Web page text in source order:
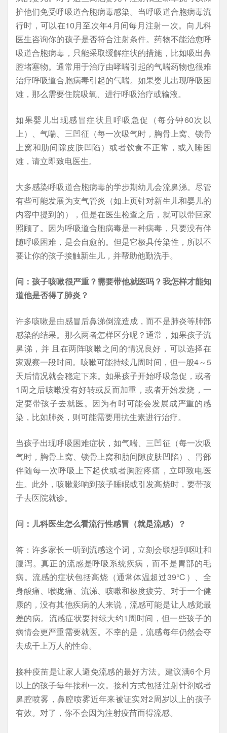
护他们免受呼吸道合胞病毒感染。当呼吸道合胞病毒流
行时，可以在10月至次年4月间每月注射一次。向儿科
医生咨询你的孩子是否符合注射条件。药物不能治愈呼
吸道合胞病毒，只能采取缓解症状的措施，比如吸出鼻
腔堵塞物。通常用于治疗由哮喘引起的气喘药物也很难
治疗呼吸道合胞病毒引起的气喘。如果婴儿出现呼吸困
难，那么需要住院吸氧、进行呼吸治疗或输液。
如果婴儿出现感冒症状且呼吸急促（每分钟60次以
上）、气喘、三凹征（每一次吸气时，胸骨上窝、锁骨
上窝和肋间隙皮肤凹陷）或者饮食不正常，或入睡困
难，请立即致电医生。
大多感染呼吸道合胞病毒的学步期幼儿会流鼻涕。尽管
有些可能发展为支气管炎（如上页针对新生儿和婴儿的
内容中提到的），但是在医生检查之后，就可以带回家
照顾了。因为呼吸道合胞病毒是一种病毒，只要没有伴
随呼吸困难，是会自愈的。但是它极具传染性，所以不
要让你的孩子接触新生儿，并帮助他勤洗手。
问：孩子咳嗽很严重？需要带他就医吗？我怎样才能知
道他是否得了肺炎？
许多咳嗽是由感冒后鼻涕倒流造成，而不是肺炎等肺部
感染的结果。那么两者怎样区分呢？通常，如果孩子流
鼻涕，并 且在两阵咳嗽之间的情况良好，可以选择在
家观察一段时间。咳嗽可能持续几周时间，但一般4～5
天后情况就会稳定下来。如果孩子开始呼吸急促，或者
1周之后咳嗽没有好转或反而加重，或者开始发烧，一
定要带孩子去就医。因为有时可能会发展成严重的感
染，比如肺炎，则可能需要用抗生素进行治疗。
当孩子出现呼吸困难症状，如气喘、三凹征（每一次吸
气时，胸骨上窝、锁骨上窝和肋间隙皮肤凹陷）、胃部
伴随每一次呼吸上下起伏或者胸腔疼痛，立即致电医
生。此外，咳嗽影响到孩子睡眠或引发高烧时，要带孩
子去医院就诊。
问：儿科医生怎么看流行性感冒（就是流感）？
答：许多家长一听到流感这个词，立刻会联想到呕吐和
腹泻。真正的流感是呼吸系统疾病，而不是胃部的毛
病。流感的症状包括高烧（通常体温超过39℃）、全
身酸痛、喉咙痛、流涕、咳嗽和极度疲劳。对于一个健
康的，没有其他疾病的人来说，流感可能是让人感觉最
差的病。流感症状要持续大约1周时间，但一些孩子的
病情会更严重需要就医。不幸的是，流感每年仍然会夺
去成千上万人的性命。
接种疫苗是让家人避免流感的最好方法。建议满6个月
以上的孩子每年接种一次。接种方式包括注射针剂或者
鼻腔喷雾，鼻腔喷雾近年来被证实对2周岁以上的孩子
有效。对了，你不会因为注射疫苗而得流感。